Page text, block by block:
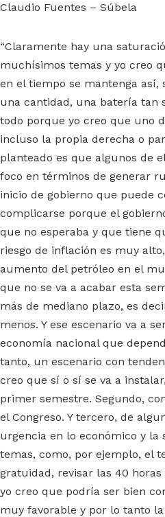
Claudio Fuentes – Súbela
“Claramente hay una
muchísimos temas y yo creo
en el tiempo se mantenga así,
una cantidad, una batería tan
todo porque yo creo que uno
incluso la propia derecha o
planteado es que algunos de
foco en términos de generar
inicio de gobierno que puede
complicarse porque el
que no esperaba y que tiene
riesgo de inflación es muy
aumento del petróleo en el
que no se va a acabar esta
más de mediano plazo, es
menos. Y ese escenario va a
economía nacional que
tanto, un escenario con
creo que sí o sí se va a
primer semestre. Segundo,
el Congreso. Y tercero, de
urgencia en lo económico y la
temas, como, por ejemplo, el
gratuidad, revisar las 40
yo creo que podría ser bien
muy favorable y por lo tanto